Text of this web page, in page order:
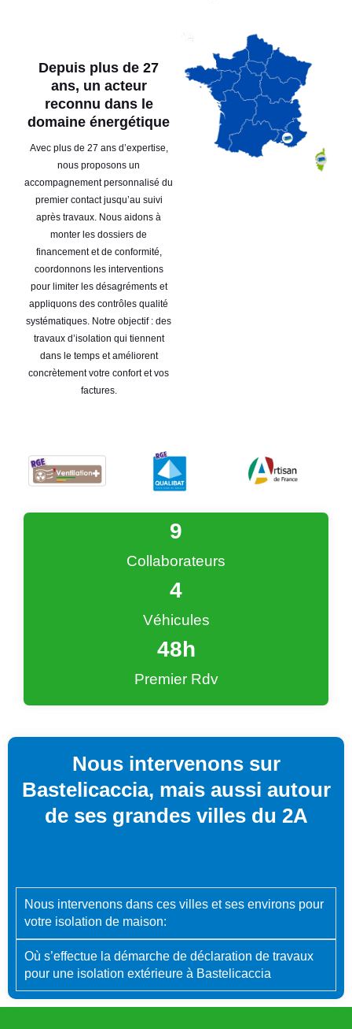
Depuis plus de 27
ans, un acteur
reconnu dans le
domaine énergétique
Avec plus de 27 ans d’expertise,
nous proposons un
accompagnement personnalisé du
premier contact jusqu’au suivi
après travaux. Nous aidons à
monter les dossiers de
financement et de conformité,
coordonnons les interventions
pour limiter les désagréments et
appliquons des contrôles qualité
systématiques. Notre objectif : des
travaux d’isolation qui tiennent
dans le temps et améliorent
concrètement votre confort et vos
factures.
Collaborateurs
9
Véhicules
4
Premier Rdv
48h
Nous intervenons sur
Bastelicaccia, mais aussi autour
de ses grandes villes du 2A
Nous intervenons dans ces villes et ses environs pour
votre isolation de maison:
Où s’effectue la démarche de déclaration de travaux
pour une isolation extérieure à Bastelicaccia